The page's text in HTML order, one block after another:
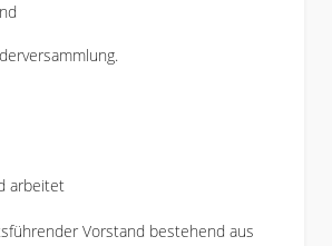
arbeitet
Vorstand bestehend aus